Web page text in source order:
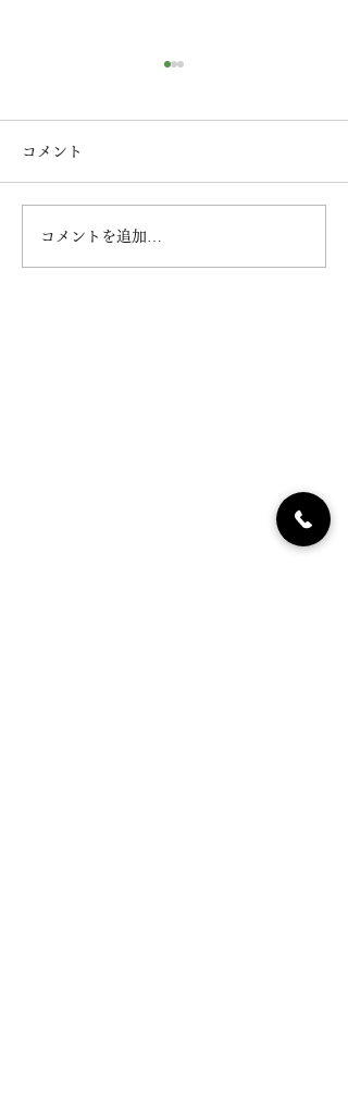
「大福」販売休止期間の
コメント
コメントを追加…